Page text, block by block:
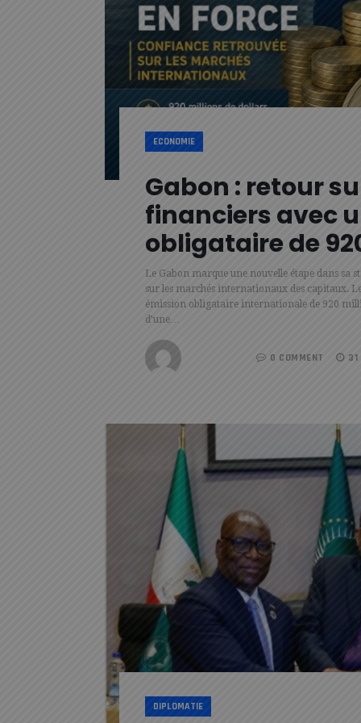
ECONOMIE
Gabon : retour
financiers avec
obligataire de
Le Gabon marque une nouvelle étape dans sa
sur les marchés internationaux des capitaux.
émission obligataire internationale de 920
d’une…
0 COMMENT
DIPLOMATIE